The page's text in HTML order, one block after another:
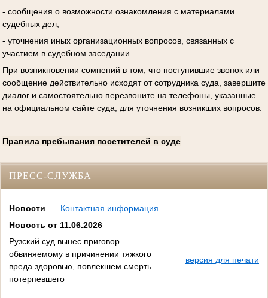
- сообщения о возможности ознакомления с материалами
судебных дел;
- уточнения иных организационных вопросов, связанных с
участием в судебном заседании.
При возникновении сомнений в том, что поступившие звонок или
сообщение действительно исходят от сотрудника суда, завершите
диалог и самостоятельно перезвоните на телефоны, указанные
на официальном сайте суда, для уточнения возникших вопросов.
Правила пребывания посетителей в суде
ПРЕСС-СЛУЖБА
Новости
Контактная информация
Новость от 11.06.2026
Рузский суд вынес приговор
обвиняемому в причинении тяжкого
вреда здоровью, повлекшем смерть
потерпевшего
версия для печати